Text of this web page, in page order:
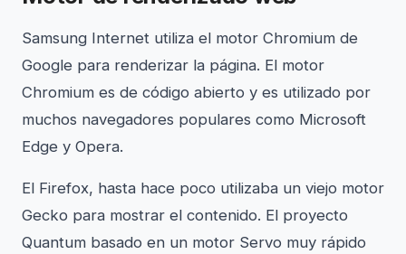
Samsung Internet utiliza el motor Chromium de
Google para renderizar la página. El motor
Chromium es de código abierto y es utilizado por
muchos navegadores populares como Microsoft
Edge y Opera.
El Firefox, hasta hace poco utilizaba un viejo motor
Gecko para mostrar el contenido. El proyecto
Quantum basado en un motor Servo muy rápido